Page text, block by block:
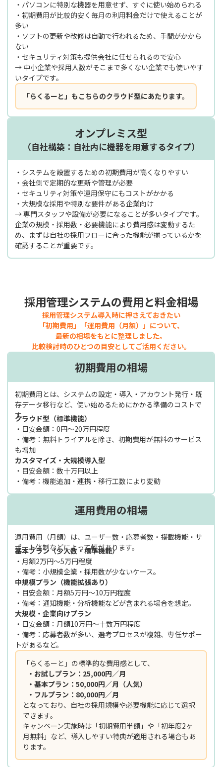
・パソコンに特別な機器を用意せず、すぐに使い始められる
・初期費用が比較的安く毎月の利用料金だけで使えることが
多い
・ソフトの更新や改修は自動で行われるため、手間がかから
ない
・セキュリティ対策も提供会社に任せられるので安心
→ 中小企業や採用人数がそこまで多くない企業でも使いやす
いタイプです。
「らくるーと」もこちらのクラウド型にあたります。
オンプレミス型
（自社構築：自社内に機器を用意するタイプ）
・システムを設置するための初期費用が高くなりやすい
・会社側で定期的な更新や管理が必要
・セキュリティ対策や運用保守にもコストがかかる
・大規模な採用や特別な要件がある企業向け
→ 専門スタッフや設備が必要になることが多いタイプです。
企業の規模・採用数・必要機能により費用感は変動するた
め、まずは自社の採用フローに合った機能が揃っているかを
確認することが重要です。
採用管理システムの費用と料金相場
採用管理システム導入時に押さえておきたい
「初期費用」「運用費用（月額）」について、
最新の相場をもとに整理しました。
比較検討時のひとつの目安としてご活用ください。
初期費用の相場
初期費用とは、システムの設定・導入・アカウント発行・既
存データ移行など、使い始めるためにかかる準備のコストで
す。
クラウド型（標準機能）
・目安金額：0円〜20万円程度
・備考：無料トライアルを除き、初期費用が無料のサービス
も増加
カスタマイズ・大規模導入型
・目安金額：数十万円以上
・備考：機能追加・連携・移行工数により変動
運用費用の相場
運用費用（月額）は、ユーザー数・応募者数・搭載機能・サ
ポート体制などによって幅があります。
基本プラン（少人数・標準機能）
・月額2万円〜5万円程度
・備考：小規模企業・採用数が少ないケース。
中規模プラン（機能拡張あり）
・目安金額：月額5万円〜10万円程度
・備考：通知機能・分析機能などが含まれる場合を想定。
大規模・企業向けプラン
・目安金額：月額10万円〜十数万円程度
・備考：応募者数が多い、選考プロセスが複雑、専任サポー
トがあるなど。
「らくるーと」の標準的な費用感として、
・お試しプラン：25,000円／月
・基本プラン：50,000円／月（人気）
・フルプラン：80,000円／月
となっており、自社の採用規模や必要機能に応じて選択
できます。
キャンペーン実施時は「初期費用半額」や「初年度2ヶ
月無料」など、導入しやすい特典が適用される場合もあ
ります。